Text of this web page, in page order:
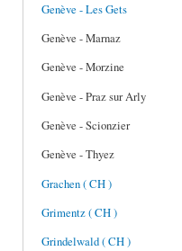
Genève - Les Gets
Genève - Marnaz
Genève - Morzine
Genève - Praz sur Arly
Genève - Scionzier
Genève - Thyez
Grachen ( CH )
Grimentz ( CH )
Grindelwald ( CH )